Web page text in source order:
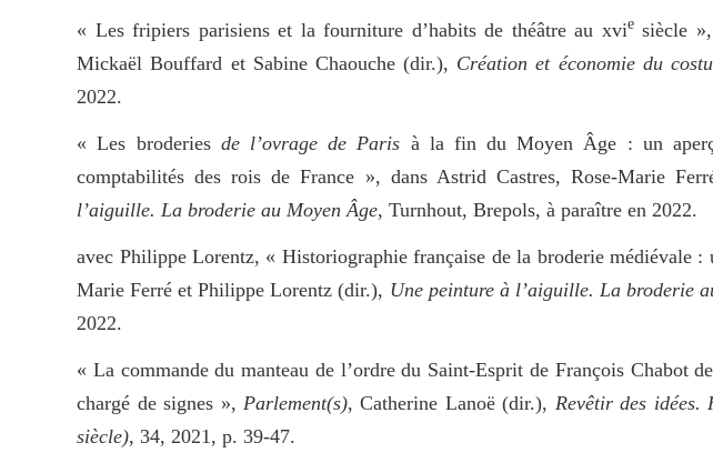
« Les fripiers parisiens et la fourniture d’habits de théâtre au xviesiècle »,
Mickaël Bouffard et Sabine Chaouche (dir.), Création et économie du
2022.
« Les broderies de l’ovrage de Paris à la fin du Moyen Âge : un
comptabilités des rois de France », dans Astrid Castres, Rose-Marie
l’aiguille. La broderie au Moyen Âge, Turnhout, Brepols, à paraître en 2022.
avec Philippe Lorentz, « Historiographie française de la broderie médiévale :
Marie Ferré et Philippe Lorentz (dir.), Une peinture à l’aiguille. La broderie
2022.
« La commande du manteau de l’ordre du Saint-Esprit de François Chabot
chargé de signes », Parlement(s), Catherine Lanoë (dir.), Revêtir des
siècle), 34, 2021, p. 39-47.